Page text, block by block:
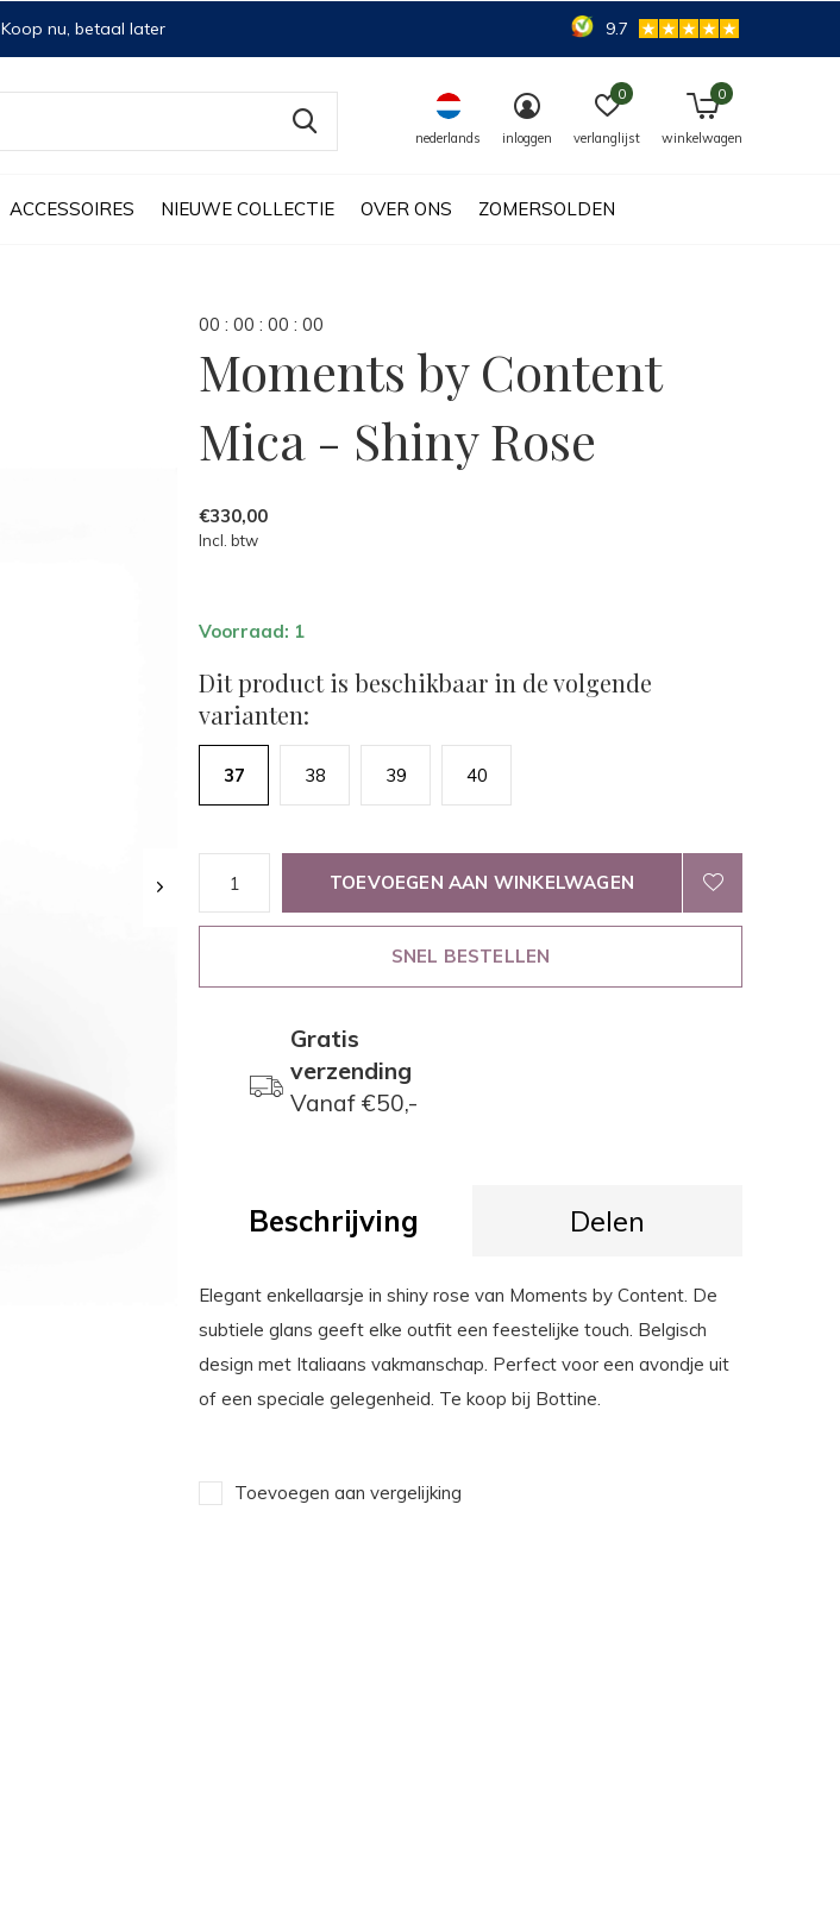
ACCESSOIRES NIEUWE COLLECTIE OVER ONS ZOMERSOLDEN
nederlands inloggen verlanglijst
0
winkelwagen
0
Koop nu, betaal later 9.7
00 : 00 : 00 : 00
Moments by Content
Mica - Shiny Rose
€330,00
Incl. btw
Voorraad: 1
Dit product is beschikbaar in de volgende
varianten:
37 38 39 40
TOEVOEGEN AAN WINKELWAGEN
SNEL BESTELLEN
Gratis
verzending
Vanaf €50,-
Beschrijving Delen
Elegant enkellaarsje in shiny rose van Moments by Content. De
subtiele glans geeft elke outfit een feestelijke touch. Belgisch
design met Italiaans vakmanschap. Perfect voor een avondje uit
of een speciale gelegenheid. Te koop bij Bottine.
Toevoegen aan vergelijking